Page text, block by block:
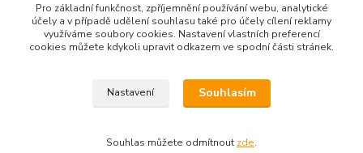
info@naradikucera.cz
Upravit sběr cookies.
Pro základní funkčnost, zpříjemnění používání webu, analytické
účely a v případě udělení souhlasu také pro účely cílení reklamy
využíváme soubory cookies. Nastavení vlastních preferencí
cookies můžete kdykoli upravit odkazem ve spodní části stránek.
Nastavení Souhlasím
Souhlas můžete odmítnout zde.